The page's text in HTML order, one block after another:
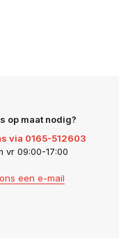
op maat nodig?
via 0165-512603
vr 09:00-17:00
een e-mail